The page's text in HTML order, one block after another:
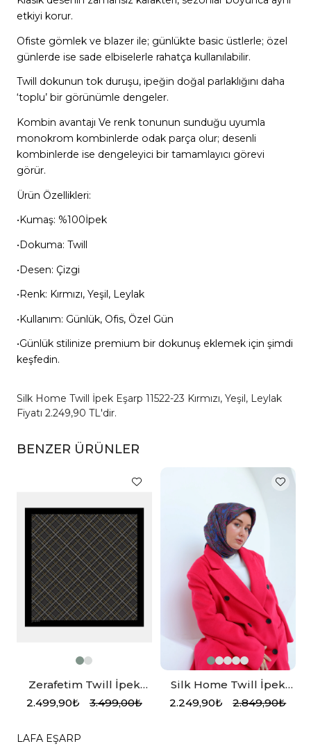
etkiyi korur.
Ofiste gömlek ve blazer ile; günlükte basic üstlerle; özel
günlerde ise sade elbiselerle rahatça kullanılabilir.
Twill dokunun tok duruşu, ipeğin doğal parlaklığını daha
‘toplu’ bir görünümle dengeler.
Kombin avantajı Ve renk tonunun sunduğu uyumla
monokrom kombinlerde odak parça olur; desenli
kombinlerde ise dengeleyici bir tamamlayıcı görevi
görür.
Ürün Özellikleri:
•Kumaş: %100İpek
•Dokuma: Twill
•Desen: Çizgi
•Renk: Kırmızı, Yeşil, Leylak
•Kullanım: Günlük, Ofis, Özel Gün
•Günlük stilinize premium bir dokunuş eklemek için şimdi
keşfedin.
Silk Home Twill İpek Eşarp 11522-23 Kırmızı, Yeşil, Leylak
Fiyatı 2.249,90 TL'dir.
BENZER ÜRÜNLER
Zerafetim Twill İpek
Eşarp Siyah, Füme, Sarı
2.499,90₺ 3.499,00₺
Silk Home Twill İpek
Eşarp 11455-43
2.249,90₺ 2.849,90₺
LAFA EŞARP